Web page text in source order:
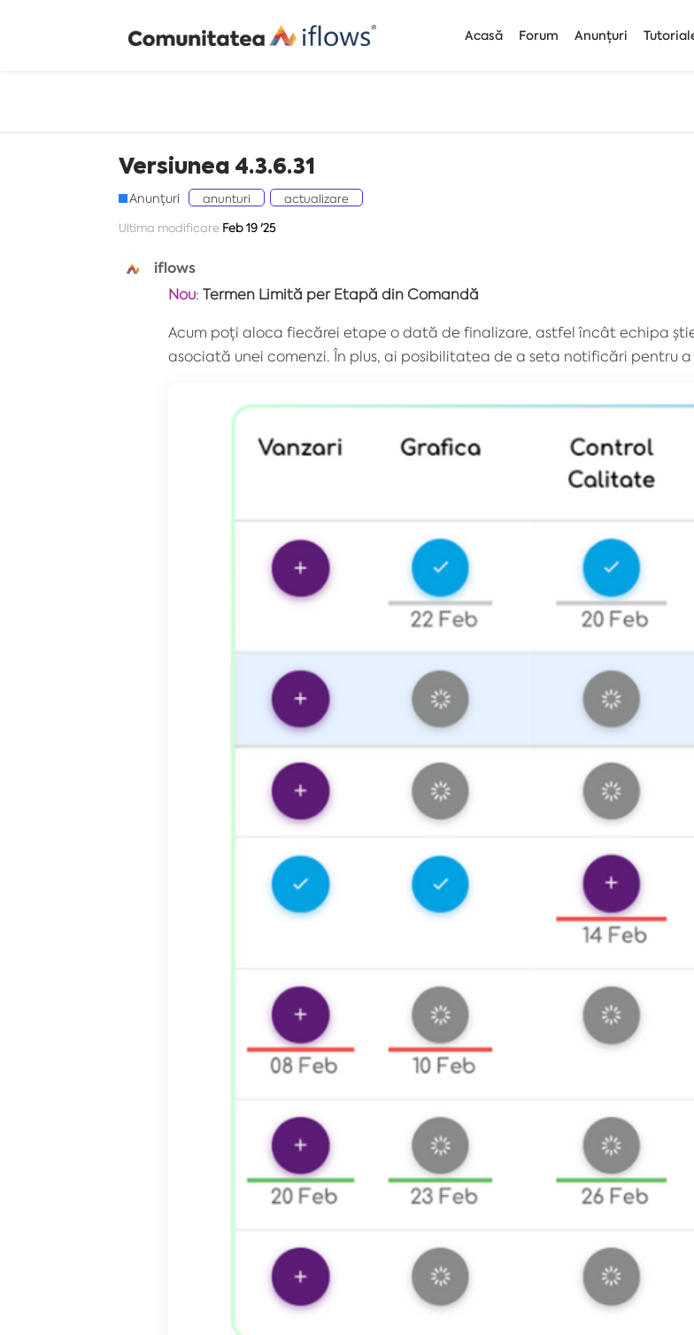
Acasă Forum Anunțuri
Versiunea 4.3.6.31
Anunțuri anunturi
actualizare
Ultima modificare Feb 19 '25
iflows
Nou: Termen Limită per Etapă din Comandă
Acum poți aloca fiecărei etape o dată de finalizare, astfel încât echipa
asociată unei comenzi. În plus, ai posibilitatea de a seta notificări pentru